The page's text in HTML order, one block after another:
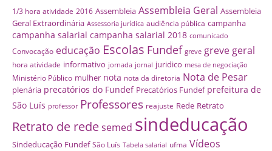
1/3 hora atividade 2016 Assembleia Assembleia Geral Assembleia
Geral Extraordinária Assessoria jurídica audiência pública campanha
campanha salarial campanha salarial 2018 comunicado
Convocação educação Escolas Fundef greve greve geral
hora atividade informativo jornada jornal juridico mesa de negociação
Ministério Público mulher nota nota da diretoria Nota de Pesar
plenária precatórios do Fundef Precatórios Fundef prefeitura de
São Luís professor Professores reajuste Rede Retrato
Retrato de redesemed sindeducação
Sindeducação Fundef São Luís Tabela salarial ufma Vídeos